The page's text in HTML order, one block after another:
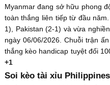
Myanmar đang sở hữu phong
toàn thắng liên tiếp từ đầu
1), Pakistan (2-1) và vừa
ngày 06/06/2026. Chuỗi trận
thắng kèo handicap tuyệt đối
+1
Soi kèo tài xỉu